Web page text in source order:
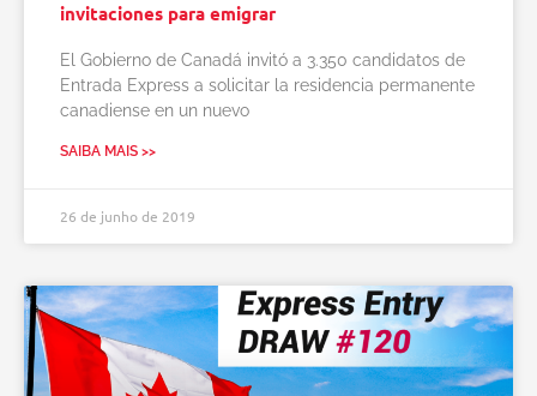
invitaciones para emigrar
El Gobierno de Canadá invitó a 3.350 candidatos de
Entrada Express a solicitar la residencia permanente
canadiense en un nuevo
SAIBA MAIS >>
26 de junho de 2019